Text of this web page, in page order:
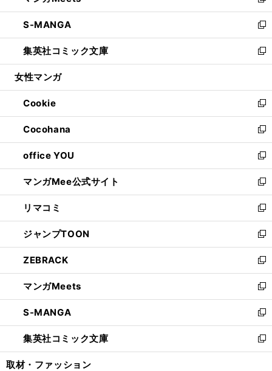
開
く
ウ
で
開
く
ン
ド
ウ
で
開
ウ
ィ
ン
ド
ウ
開
く
し
い
ウ
ィ
ン
ウ
で
開
く
S-MANGA
新
し
い
ウ
ン
ド
ウ
で
開
く
集英社コミック文庫
新
し
ウ
ィ
ン
ド
ウ
で
開
く
女性マンガ
Cookie
新
し
い
ウ
ィ
ン
ド
ウ
で
開
く
Cocohana
新
し
い
ウ
ィ
ン
ド
ウ
で
開
く
office YOU
新
し
い
ウ
ィ
ン
ド
ウ
で
開
く
マンガMee公式サイト
新
し
い
ウ
ィ
ン
ド
ウ
で
開
く
リマコミ
新
し
い
ウ
ィ
ン
ド
ウ
で
開
く
ジャンプTOON
新
し
い
ウ
ィ
ン
ド
ウ
で
開
ZEBRACK
新
し
い
ウ
ィ
ン
ド
ウ
マンガMeets
新
し
い
ウ
ィ
ン
S-MANGA
新
し
い
ウ
集英社コミック文庫
新
し
取材・ファッション